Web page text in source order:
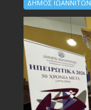
ΔΗΜΟΣ ΙΩΑΝΝΙΤΩΝ